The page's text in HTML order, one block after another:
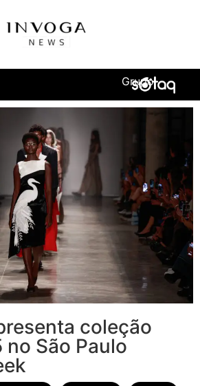
Grupo
coleção
São Paulo